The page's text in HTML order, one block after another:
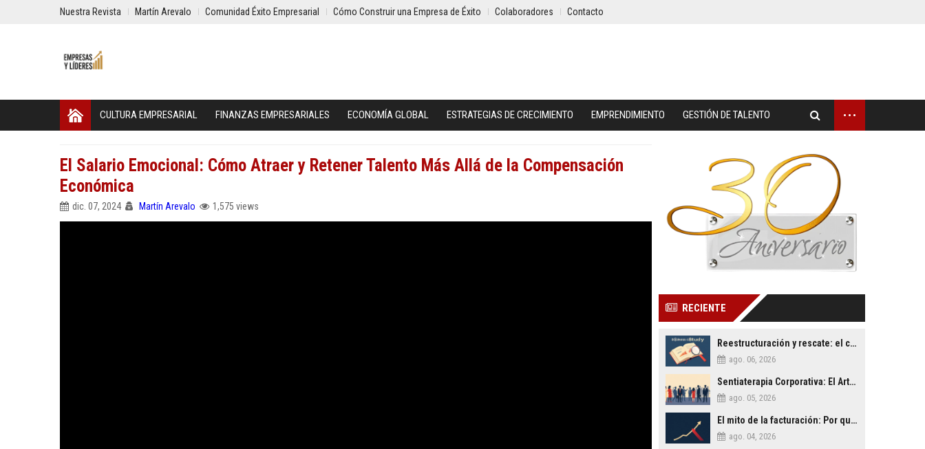
Nuestra Revista Martín Arevalo Comunidad Éxito Empresarial Cómo Construir una Empresa de Éxito Colaboradores Contacto
CULTURA EMPRESARIAL FINANZAS EMPRESARIALES ECONOMÍA GLOBAL ESTRATEGIAS DE CRECIMIENTO EMPRENDIMIENTO GESTIÓN DE TALENTO ...
El Salario Emocional: Cómo Atraer y Retener Talento Más Allá de la Compensación
Económica
dic. 07, 2024 Martín Arevalo 1,575 views
RECIENTE
Reestructuración y rescate: el caso de una empresa familiar al borde del cierre
ago. 06, 2026
Sentiaterapia Corporativa: El Arte de Decidir con Inteligencia Emocional
ago. 05, 2026
El mito de la facturación: Por qué la rentabilidad es lo único que importa
ago. 04, 2026